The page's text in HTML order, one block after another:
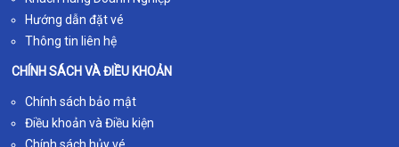
Hướng dẫn đặt vé
Thông tin liên hệ
CHÍNH SÁCH VÀ ĐIỀU KHOẢN
Chính sách bảo mật
Điều khoản và Điều kiện